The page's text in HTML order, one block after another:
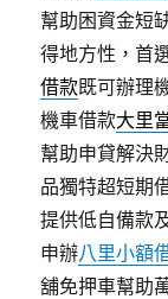
幫助困資金短
得地方性，首
借款既可辦理
機車借款大里
幫助申貸解決
品獨特超短期
提供低自備款
申辦八里小額
舖免押車幫助